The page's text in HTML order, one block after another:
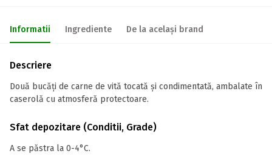
Informatii Ingrediente De la același brand
Descriere
Două bucăți de carne de vită tocată și condimentată, ambalate în
caserolă cu atmosferă protectoare.
Sfat depozitare (Conditii, Grade)
A se păstra la 0-4°C.